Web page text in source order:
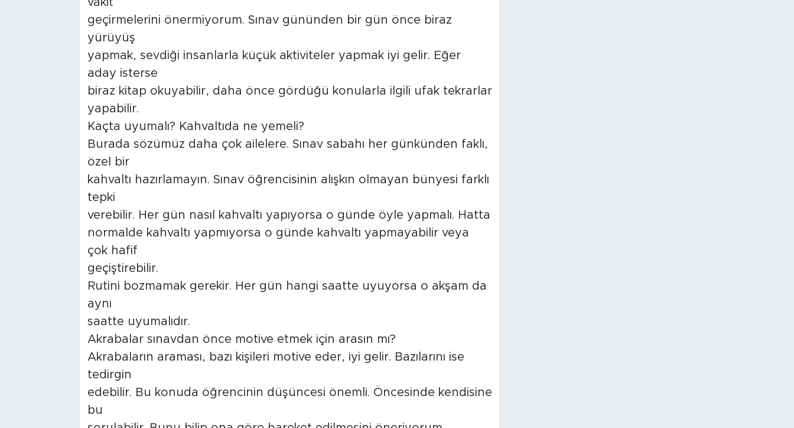
vakit
geçirmelerini önermiyorum. Sınav gününden bir gün önce biraz
yürüyüş
yapmak, sevdiği insanlarla küçük aktiviteler yapmak iyi gelir. Eğer
aday isterse
biraz kitap okuyabilir, daha önce gördüğü konularla ilgili ufak tekrarlar
yapabilir.
Kaçta uyumalı? Kahvaltıda ne yemeli?
Burada sözümüz daha çok ailelere. Sınav sabahı her günkünden faklı,
özel bir
kahvaltı hazırlamayın. Sınav öğrencisinin alışkın olmayan bünyesi farklı
tepki
verebilir. Her gün nasıl kahvaltı yapıyorsa o günde öyle yapmalı. Hatta
normalde kahvaltı yapmıyorsa o günde kahvaltı yapmayabilir veya
çok hafif
geçiştirebilir.
Rutini bozmamak gerekir. Her gün hangi saatte uyuyorsa o akşam da
aynı
saatte uyumalıdır.
Akrabalar sınavdan önce motive etmek için arasın mı?
Akrabaların araması, bazı kişileri motive eder, iyi gelir. Bazılarını ise
tedirgin
edebilir. Bu konuda öğrencinin düşüncesi önemli. Öncesinde kendisine
bu